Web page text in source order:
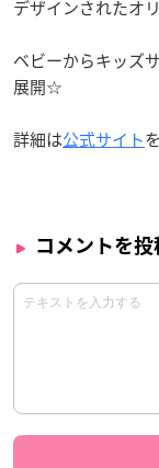
デザインされたオ
ベビーからキッズ
展開☆
詳細は公式サイト
コメントを投